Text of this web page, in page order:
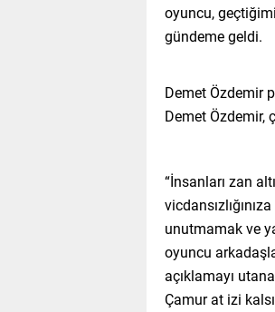
oyuncu,
gündeme geldi.
Demet Özdemir
Demet Özdemir,
“İnsanları zan
unutmamak ve
oyuncu
açıklamayı
Çamur at izi